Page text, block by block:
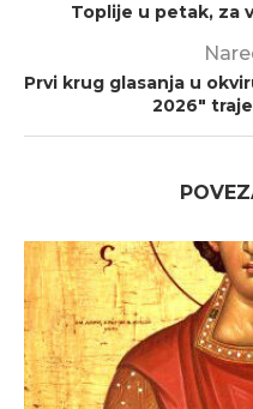
Toplije u petak, za
Prvi krug glasanja u
2026″